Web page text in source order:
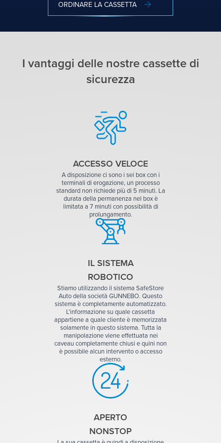
ORDINARE LA CASSETTA
I vantaggi delle nostre cassette di
sicurezza
ACCESSO VELOCE
A disposizione ci sono i sei box con i
terminali di erogazione, un processo
standard non richiede più di 5 minuti. La
durata della permanenza nel box è
limitata a 7 minuti con possibilità di
prolungamento.
IL SISTEMA
ROBOTICO
Stiamo utilizzando il sistema SafeStore
Auto della società GUNNEBO. Questo
sistema è completamente automatizzato.
L'informazione su quale cassetta
appartiene a quale cliente è memorizzata
solamente in questo sistema. Tutta la
manipolazione viene effettuata nei
caveau completamente chiusi e quini non
è possibile alcun intervento o accesso
esterno.
APERTO
NONSTOP